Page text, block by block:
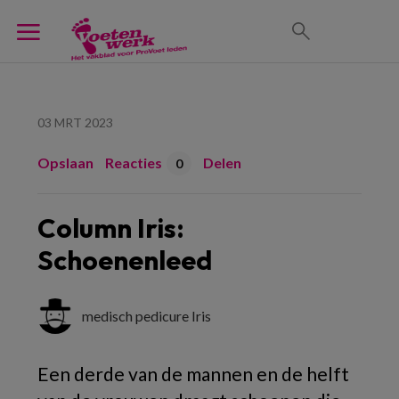
03 MRT 2023
Opslaan Reacties 0 Delen
Column Iris:
Schoenenleed
medisch pedicure Iris
Een derde van de mannen en de helft